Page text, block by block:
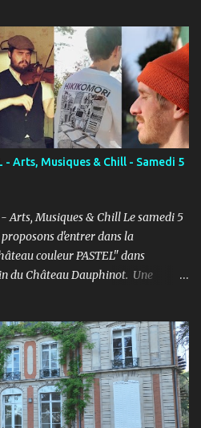
le Cours PASTEL revient
dans une salle de 150m2 pour
des élèves passionnés et curieux
Notre volonté : permettre
travers cet art, qu'il puisse s'exprimer
prenant du plaisir dans un cadre
: Pendant le 1er semestre, les
théâtre et cinéma à travers des
de concentration, d’écoute,
- Arts, Musiques & Chill - Samedi 5
Arts, Musiques & Chill Le samedi 5
d'entrer dans la
couleur PASTEL" dans
du Château Dauphinot. Une
- Conte théâtral
Pique-Nique “SWING” avec Léo
manouche, reprises internationales
: LES CROQUEUZES, RUCKAS
La Musique et les Mots /